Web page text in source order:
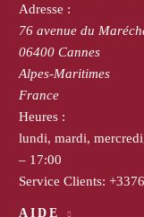
Adresse :
76 avenue du
06400 Cannes
Alpes-Maritimes
France
Heures :
lundi, mardi,
– 17:00
Service Clients:
AIDE